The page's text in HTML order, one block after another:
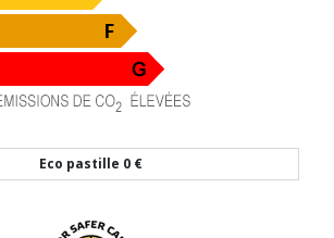
Eco pastille 0 €